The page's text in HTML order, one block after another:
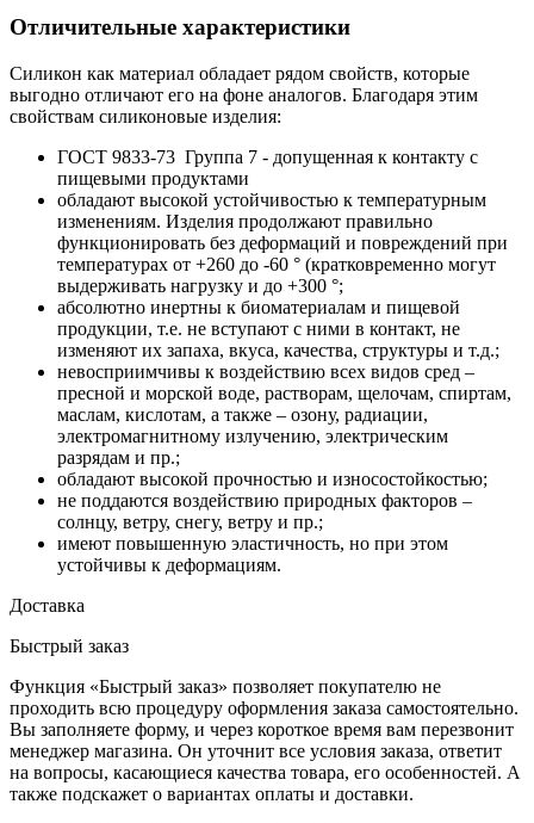
Отличительные характеристики
Силикон как материал обладает рядом свойств, которые
выгодно отличают его на фоне аналогов. Благодаря этим
свойствам силиконовые изделия:
ГОСТ 9833-73 Группа 7 - допущенная к контакту с
пищевыми продуктами
обладают высокой устойчивостью к температурным
изменениям. Изделия продолжают правильно
функционировать без деформаций и повреждений при
температурах от +260 до -60 ° (кратковременно могут
выдерживать нагрузку и до +300 °;
абсолютно инертны к биоматериалам и пищевой
продукции, т.е. не вступают с ними в контакт, не
изменяют их запаха, вкуса, качества, структуры и т.д.;
невосприимчивы к воздействию всех видов сред –
пресной и морской воде, растворам, щелочам, спиртам,
маслам, кислотам, а также – озону, радиации,
электромагнитному излучению, электрическим
разрядам и пр.;
обладают высокой прочностью и износостойкостью;
не поддаются воздействию природных факторов –
солнцу, ветру, снегу, ветру и пр.;
имеют повышенную эластичность, но при этом
устойчивы к деформациям.
Доставка
Быстрый заказ
Функция «Быстрый заказ» позволяет покупателю не
проходить всю процедуру оформления заказа самостоятельно.
Вы заполняете форму, и через короткое время вам перезвонит
менеджер магазина. Он уточнит все условия заказа, ответит
на вопросы, касающиеся качества товара, его особенностей. А
также подскажет о вариантах оплаты и доставки.